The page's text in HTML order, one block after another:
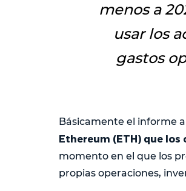
menos a
usar los
gastos
Básicamente el informe
Ethereum (ETH) que
momento en el que los
propias operaciones,